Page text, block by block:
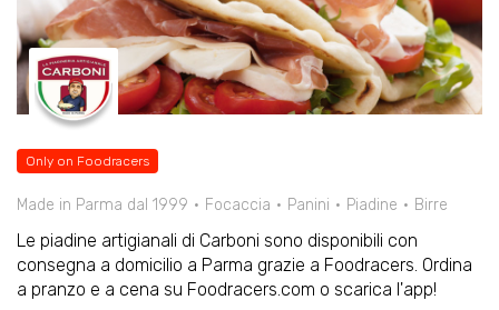
Only on Foodracers
Made in Parma dal 1999 Focaccia Panini Piadine Birre
Le piadine artigianali di Carboni sono disponibili con
consegna a domicilio a Parma grazie a Foodracers. Ordina
a pranzo e a cena su Foodracers.com o scarica l'app!